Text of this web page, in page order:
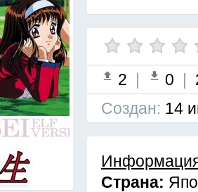
2 | 0 |
Cоздан: 14
Страна: